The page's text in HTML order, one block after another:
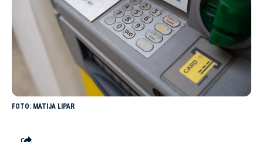
MATIJA LIPAR